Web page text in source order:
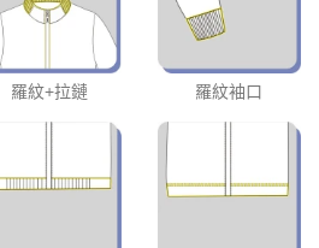
羅紋+拉鏈 羅紋袖口